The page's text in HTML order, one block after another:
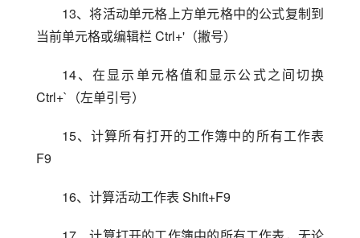
13、将活动单元格上方单元格中的公式复制到
当前单元格或编辑栏 Ctrl+'（撇号）
14、在显示单元格值和显示公式之间切换
Ctrl+`（左单引号）
15、计算所有打开的工作簿中的所有工作表
F9
16、计算活动工作表 Shift+F9